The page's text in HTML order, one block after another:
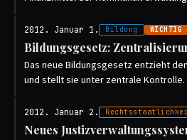
2012. Januar 1. Bildung WICHTIG
Bildungsgesetz:
Das neue Bildungsgesetz entzieht
und stellt sie unter zentrale Kontrolle.
2012. Januar 2.
Neues